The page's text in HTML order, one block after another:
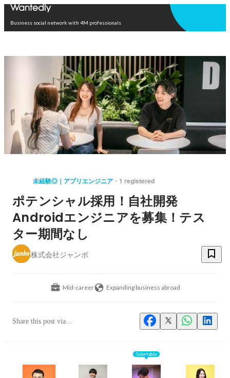
Business social network with 4M professionals
未経験◎｜アプリエンジニア 1 registered
ポテンシャル採用！自社開発
Androidエンジニアを募集！テス
ター期間なし
株式会社ジャンボ
Mid-career Expanding business abroad
Share this post via...
Selectable